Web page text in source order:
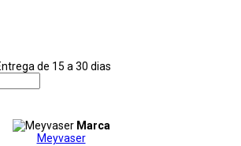
de 15 a 30 dias
Marca
Meyvaser